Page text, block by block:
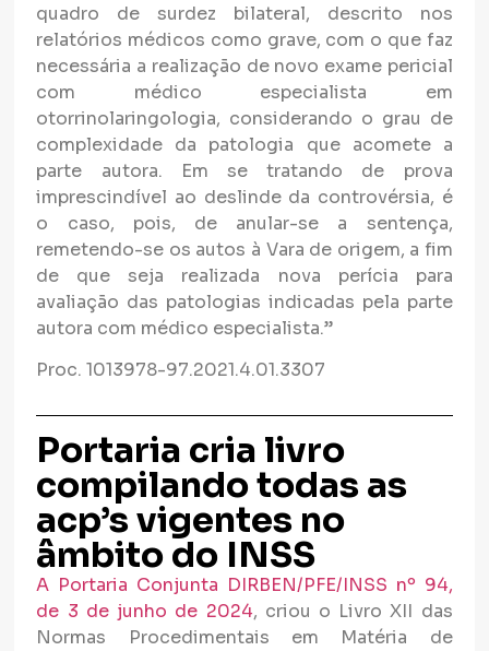
quadro de surdez bilateral, descrito nos
relatórios médicos como grave, com o que faz
necessária a realização de novo exame pericial
com médico especialista em
otorrinolaringologia, considerando o grau de
complexidade da patologia que acomete a
parte autora. Em se tratando de prova
imprescindível ao deslinde da controvérsia, é
o caso, pois, de anular-se a sentença,
remetendo-se os autos à Vara de origem, a fim
de que seja realizada nova perícia para
avaliação das patologias indicadas pela parte
autora com médico especialista.”
Proc. 1013978-97.2021.4.01.3307
Portaria cria livro
compilando todas as
acp’s vigentes no
âmbito do INSS
A Portaria Conjunta DIRBEN/PFE/INSS nº 94,
de 3 de junho de 2024, criou o Livro XII das
Normas Procedimentais em Matéria de